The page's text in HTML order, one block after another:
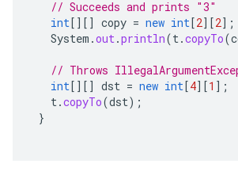
// Succeeds and prints "3"
int[][] copy = new int[2][2] ;
System .out.println(t.copyTo(
// Throws
int[][] dst = new int[4][1 ] ;
t.copyTo(dst);
}